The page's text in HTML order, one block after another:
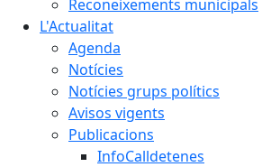
Reconeixements municipals
L'Actualitat
Agenda
Notícies
Notícies grups polítics
Avisos vigents
Publicacions
InfoCalldetenes